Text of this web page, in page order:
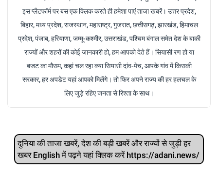
इस प्लैटफॉर्म पर बस एक क्लिक करते ही हमेशा पाएं ताजा खबरें। उत्तर प्रदेश,
बिहार, मध्य प्रदेश, राजस्थान, महाराष्ट्र, गुजरात, छत्तीसगढ़, झारखंड, हिमाचल
प्रदेश, पंजाब, हरियाणा, जम्मू-कश्मीर, उत्तराखंड, पश्चिम बंगाल समेत देश के बाकी
राज्यों और शहरों की कोई जानकारी हो, हम आपको देते हैं। सियासी रण हो या
बजट का मौसम, कहां चल रहा क्या सियासी दांव-पेच, आपके गांव में किसकी
सरकार, हर अपडेट यहां आपको मिलेंगे। तो फिर अपने राज्य की हर हलचल के
लिए जुड़े रहिए जनता से रिश्ता के साथ।
दुनिया की ताजा खबरें, देश की बड़ी खबरें और राज्‍यों से जुड़ी हर
खबर English में पढ़ने यहां क्लिक करें https://adani.news/